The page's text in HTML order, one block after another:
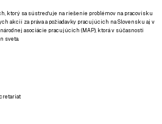
ktorý sa sústreďuje na riešenie problémov na pracovisku
akcií za práva a požiadavky pracujúcich na Slovensku aj v
asociácie pracujúcich (MAP), ktorá v súčasnosti
sveta.